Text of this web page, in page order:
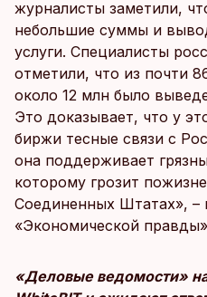
журналисты заметили,
небольшие суммы и
услуги. Специалисты
отметили, что из почти
около 12 млн было
Это доказывает, что у
биржи тесные связи с
она поддерживает
которому грозит
Соединенных Штатах», –
«Экономической
«Деловые ведомости»